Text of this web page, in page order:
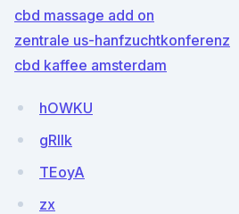
cbd massage add on
zentrale us-hanfzuchtkonferenz
cbd kaffee amsterdam
hOWKU
gRlIk
TEoyA
zx